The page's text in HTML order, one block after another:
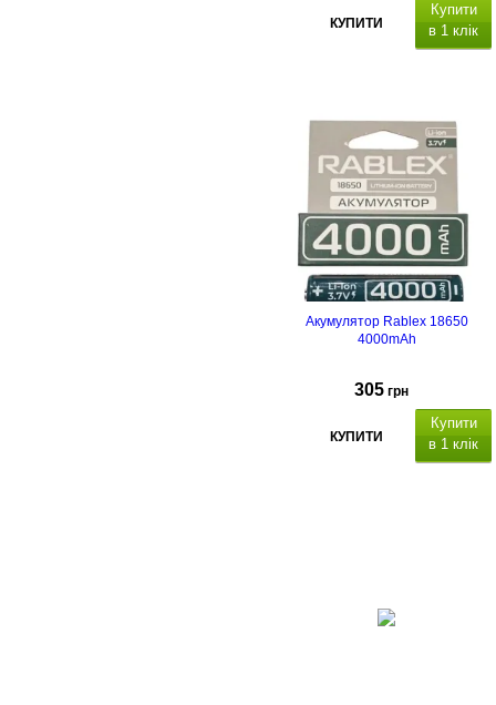
КУПИТИ
Купити
в 1 клік
Акумулятор Rablex 18650
4000mAh
305 грн
КУПИТИ
Купити
в 1 клік